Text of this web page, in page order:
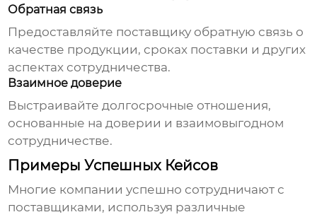
Обратная связь
Предоставляйте поставщику обратную связь о
качестве продукции, сроках поставки и других
аспектах сотрудничества.
Взаимное доверие
Выстраивайте долгосрочные отношения,
основанные на доверии и взаимовыгодном
сотрудничестве.
Примеры Успешных Кейсов
Многие компании успешно сотрудничают с
поставщиками, используя различные